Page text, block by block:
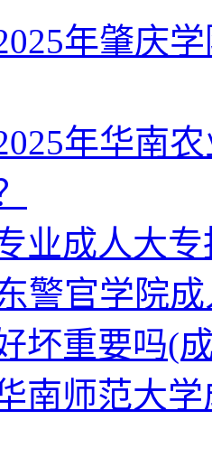
年肇庆
年华南
业成人大
警官学院
坏重要吗(
南师范大